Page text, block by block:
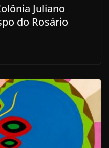
Juliano
do Rosário